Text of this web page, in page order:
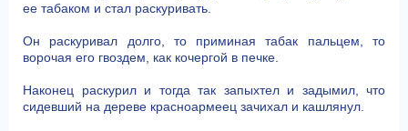
ее табаком и стал раскуривать.
Он раскуривал долго, то приминая табак пальцем, то
ворочая его гвоздем, как кочергой в печке.
Наконец раскурил и тогда так запыхтел и задымил, что
сидевший на дереве красноармеец зачихал и кашлянул.